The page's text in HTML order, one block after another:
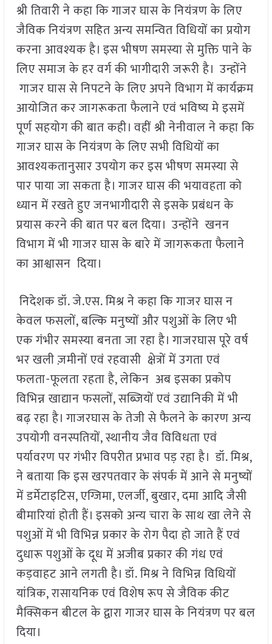
श्री तिवारी ने कहा कि गाजर घास के नियंत्रण के लिए
जैविक नियंत्रण सहित अन्य समन्वित विधियों का प्रयोग
करना आवश्यक है। इस भीषण समस्या से मुक्ति पाने के
लिए समाज के हर वर्ग की भागीदारी जरूरी है। उन्होंने
गाजर घास से निपटने के लिए अपने विभाग में कार्यक्रम
आयोजित कर जागरूकता फैलाने एवं भविष्य मे इसमें
पूर्ण सहयोग की बात कही। वहीं श्री नेनीवाल ने कहा कि
गाजर घास के नियंत्रण के लिए सभी विधियों का
आवश्यकतानुसार उपयोग कर इस भीषण समस्या से
पार पाया जा सकता है। गाजर घास की भयावहता को
ध्यान में रखते हुए जनभागीदारी से इसके प्रबंधन के
प्रयास करने की बात पर बल दिया। उन्होंने खनन
विभाग में भी गाजर घास के बारे में जागरूकता फैलाने
का आश्वासन दिया।
निदेशक डॉ. जे.एस. मिश्र ने कहा कि गाजर घास न
केवल फसलों, बल्कि मनुष्यों और पशुओं के लिए भी
एक गंभीर समस्या बनता जा रहा है। गाजरघास पूरे वर्ष
भर खली ज़मीनों एवं रहवासी क्षेत्रों में उगता एवं
फलता-फूलता रहता है, लेकिन अब इसका प्रकोप
विभिन्न खाद्यान फसलों, सब्जियों एवं उद्यानिकी में भी
बढ़ रहा है। गाजरघास के तेजी से फैलने के कारण अन्य
उपयोगी वनस्पतियों, स्थानीय जैव विविधता एवं
पर्यावरण पर गंभीर विपरीत प्रभाव पड़ रहा है। डॉ. मिश्र,
ने बताया कि इस खरपतवार के संपर्क में आने से मनुष्यों
में डर्मेटाइटिस, एग्जिमा, एलर्जी, बुखार, दमा आदि जैसी
बीमारियां होती हैं। इसको अन्य चारा के साथ खा लेने से
पशुओं में भी विभिन्न प्रकार के रोग पैदा हो जाते हैं एवं
दुधारू पशुओं के दूध में अजीब प्रकार की गंध एवं
कड़वाहट आने लगती है। डॉ. मिश्र ने विभिन्न विधियों
यांत्रिक, रासायनिक एवं विशेष रूप से जैविक कीट
मैक्सिकन बीटल के द्वारा गाजर घास के नियंत्रण पर बल
दिया।